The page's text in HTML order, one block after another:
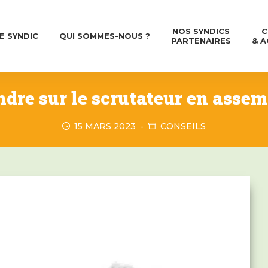
SYNDIC QUI SOMMES-NOUS ?
NOS SYNDICS
PARTENAIRES
&
sur le scrutateur en
15 MARS 2023 CONSEILS